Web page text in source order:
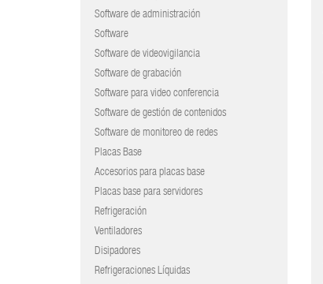
Software de administración
Software
Software de videovigilancia
Software de grabación
Software para video conferencia
Software de gestión de contenidos
Software de monitoreo de redes
Placas Base
Accesorios para placas base
Placas base para servidores
Refrigeración
Ventiladores
Disipadores
Refrigeraciones Líquidas